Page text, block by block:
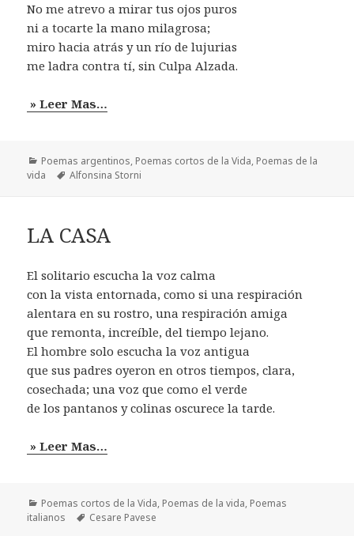
No me atrevo a mirar tus ojos puros
ni a tocarte la mano milagrosa;
miro hacia atrás y un río de lujurias
me ladra contra tí, sin Culpa Alzada.
» Leer Mas…
Categorías
Poemas argentinos, Poemas cortos de la Vida, Poemas de la
vida
Etiquetas
Alfonsina Storni
LA CASA
El solitario escucha la voz calma
con la vista entornada, como si una respiración
alentara en su rostro, una respiración amiga
que remonta, increíble, del tiempo lejano.
El hombre solo escucha la voz antigua
que sus padres oyeron en otros tiempos, clara,
cosechada; una voz que como el verde
de los pantanos y colinas oscurece la tarde.
» Leer Mas…
Categorías
Poemas cortos de la Vida, Poemas de la vida, Poemas
italianos
Etiquetas
Cesare Pavese